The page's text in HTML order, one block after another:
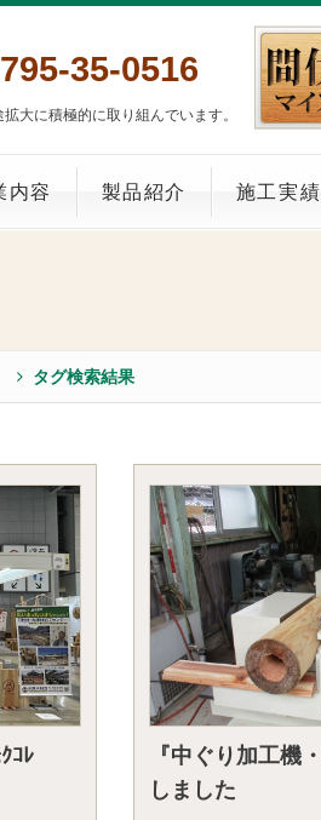
大に積極的に取り組んでいます。
35-0516
内容 製品紹介 施工実績
タグ検索結果
ｺﾚ
『中ぐり加工機
しました